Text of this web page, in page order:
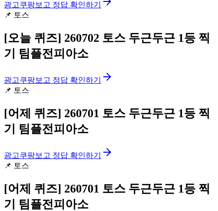
광고쿠팡보고 정답 확인하기
📌 토스
[오늘 퀴즈] 260702 토스 두근두근 1등 찍
기 팀플전피아소
광고쿠팡보고 정답 확인하기
📌 토스
[어제 퀴즈] 260701 토스 두근두근 1등 찍
기 팀플전피아소
광고쿠팡보고 정답 확인하기
📌 토스
[어제 퀴즈] 260701 토스 두근두근 1등 찍
기 팀플전피아소